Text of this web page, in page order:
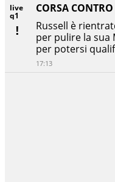
live
q1
CORSA
Russell è
per pulire la sua
per potersi
17:13